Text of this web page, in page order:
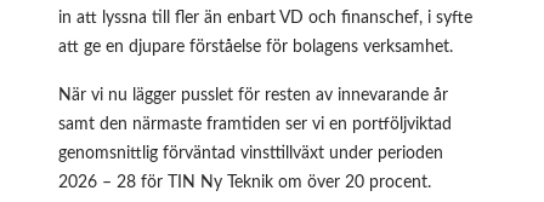
in att lyssna till fler än enbart VD och finanschef, i syfte
att ge en djupare förståelse för bolagens verksamhet.
När vi nu lägger pusslet för resten av innevarande år
samt den närmaste framtiden ser vi en portföljviktad
genomsnittlig förväntad vinsttillväxt under perioden
2026 – 28 för TIN Ny Teknik om över 20 procent.